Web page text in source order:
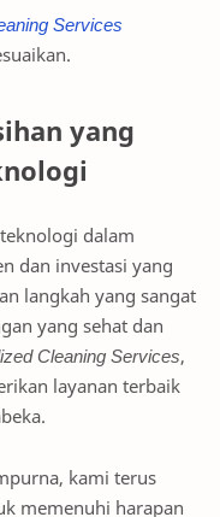
Services
yang
dalam
dan investasi yang
langkah yang sangat
yang sehat dan
Cleaning Services,
layanan terbaik
kami terus
memenuhi harapan